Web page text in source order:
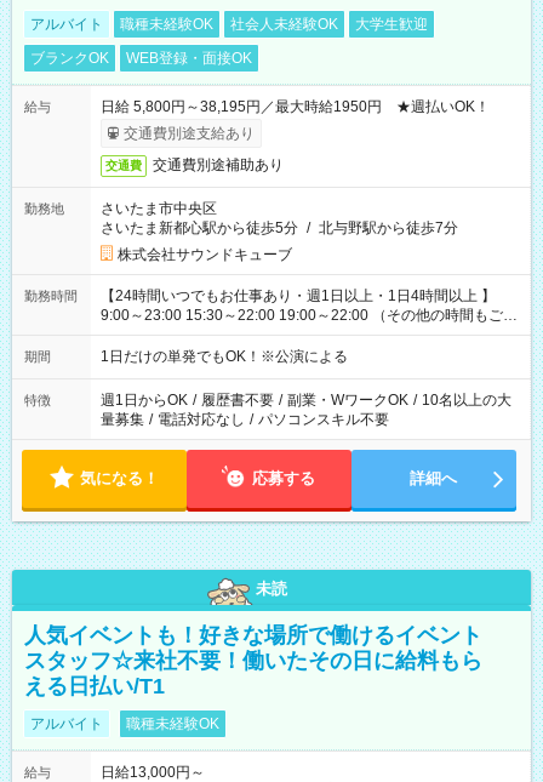
アルバイト 職種未経験OK 社会人未経験OK
大学生歓迎
ブランクOK
WEB登録・面接OK
給与
日給 5,800円～38,195円／最大時給1950円 ★週払いOK！
交通費別途支給あり
交通費 交通費別途補助あり
勤務地
さいたま市中央区
さいたま新都心駅から徒歩5分 / 北与野駅から徒歩7分
株式会社サウンドキューブ
勤務時間
【24時間いつでもお仕事あり・週1日以上・1日4時間以上 】
9:00～23:00 15:30～22:00 19:00～22:00 （その他の時間もござ
います！） 19:00～23:30 21:00～翌5:00 etc... ※上記シフトは
一例です。現場により、時間が異なります！ ※イベントが早く
期間 1日だけの単発でもOK！※公演による
特徴 週1日からOK / 履歴書不要 / 副業・WワークOK / 10名以上の大
量募集 / 電話対応なし / パソコンスキル不要
気になる！ 応募する 詳細へ
未読
人気イベントも！好きな場所で働けるイベント
スタッフ☆来社不要！働いたその日に給料もら
える日払い/T1
アルバイト 職種未経験OK
給与
日給13,000円～